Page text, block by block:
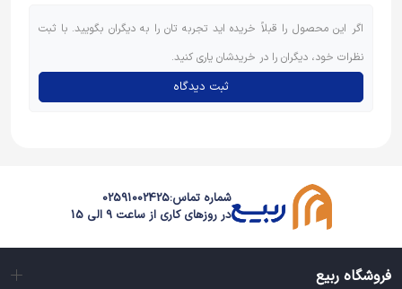
اگر این محصول را قبلاً خریده اید تجربه تان را به دیگران بگویید. با ثبت
نظرات خود، دیگران را در خریدشان یاری کنید.
ثبت دیدگاه
شماره تماس:02591002425
در روزهای کاری از ساعت 9 الی 15
فروشگاه ربیع